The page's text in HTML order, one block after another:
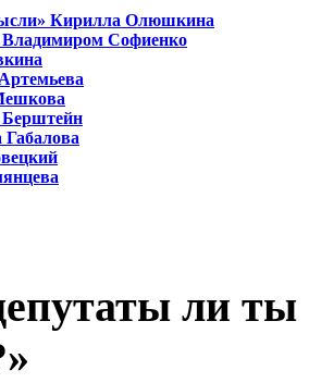
Кирилла Олюшкина
Владимиром Софиенко
Габалова
ли ты